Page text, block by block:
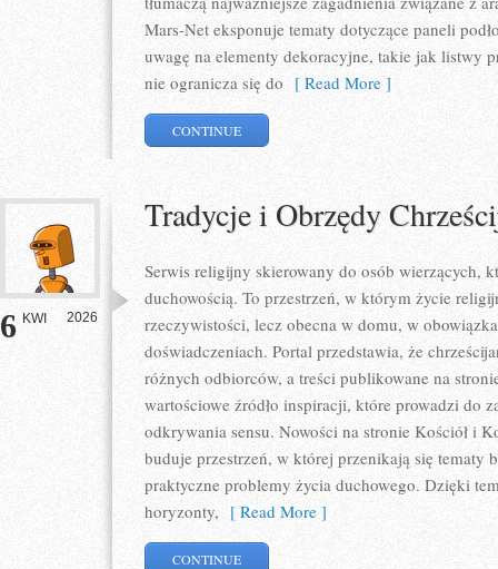
Mars-Net eksponuje tematy dotyczące paneli
uwagę na elementy dekoracyjne, takie jak listwy
nie ogranicza się do [ Read More ]
CONTINUE
6 KWI 2026
Tradycje i Obrzędy
Serwis religijny skierowany do osób wierzących,
duchowością. To przestrzeń, w którym życie
rzeczywistości, lecz obecna w domu, w
doświadczeniach. Portal przedstawia, że
różnych odbiorców, a treści publikowane na
wartościowe źródło inspiracji, które prowadzi do
odkrywania sensu. Nowości na stronie Kościół i
buduje przestrzeń, w której przenikają się tematy
praktyczne problemy życia duchowego. Dzięki
horyzonty, [ Read More ]
CONTINUE